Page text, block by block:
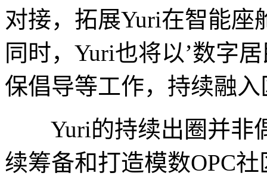
对接，拓展Yuri在智能座
同时，Yuri也将以’数字
保倡导等工作，持续融
Yuri的持续出圈并非
续筹备和打造模数OPC